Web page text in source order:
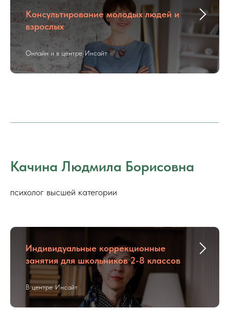
Консультирование молодых людей и
взрослых
Онлайн и в центре Инсайт
Качина Людмила Борисовна
психолог высшей категории
Индивидуальные коррекционные
занятия для школьников 2-8 классов
В центре Инсайт